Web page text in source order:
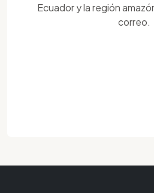
Ecuador y la región
correo.